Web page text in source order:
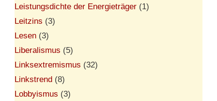
Leistungsdichte der Energieträger (1)
Leitzins (3)
Lesen (3)
Liberalismus (5)
Linksextremismus (32)
Linkstrend (8)
Lobbyismus (3)